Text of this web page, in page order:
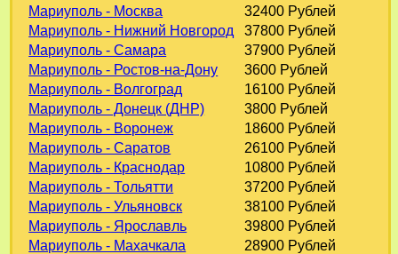
Мариуполь - Москва
32400 Рублей
Мариуполь - Нижний Новгород
37800 Рублей
Мариуполь - Самара
37900 Рублей
Мариуполь - Ростов-на-Дону
3600 Рублей
Мариуполь - Волгоград
16100 Рублей
Мариуполь - Донецк (ДНР)
3800 Рублей
Мариуполь - Воронеж
18600 Рублей
Мариуполь - Саратов
26100 Рублей
Мариуполь - Краснодар
10800 Рублей
Мариуполь - Тольятти
37200 Рублей
Мариуполь - Ульяновск
38100 Рублей
Мариуполь - Ярославль
39800 Рублей
Мариуполь - Махачкала
28900 Рублей